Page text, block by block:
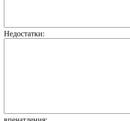
Недостатки: